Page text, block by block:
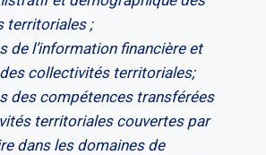
territoriales ;
de l’information financière et
collectivités territoriales;
des compétences transférées
territoriales couvertes par
dans les domaines de